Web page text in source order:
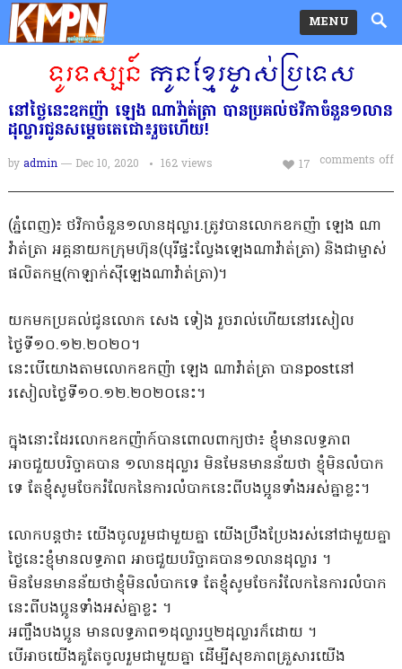
MENU
នៅថ្ងៃនេះឧកញ៉ា ឡេង ណាវ៉ាត់ត្រា បានប្រគល់ថវិកាចំនួន១លាន
ដុល្លារជូនសម្ដេចតេជោ៖រួចហើយ!
by admin — Dec 10, 2020 162views comments off
17
(ភ្នំពេញ)៖ ថវិកាចំនួន១លានដុល្លារ.ត្រូវបានលោកឧកញ៉ា ឡេង ណា
វ៉ាត់ត្រា អគ្គនាយកក្រុមហ៊ុន(បុរីផ្ទះល្វែងឡេងណាវ៉ាត់ត្រា) និងជាម្ចាស់
ផលិតកម្ម(កាឡាក់ស៊ីឡេងណាវ៉ាត់ត្រា)។
យកមកប្រគល់ជូនលោក សេង ទៀង រួចរាល់ហើយនៅរសៀល
ថ្ងៃទី១០.១២.២០២០។
នេះបើយោងតាមលោកឧកញ៉ា ឡេង ណាវ៉ាត់ត្រា បានpostនៅ
រសៀលថ្ងៃទី១០.១២.២០២០នេះ។
ក្នុងនោះដែរលោកឧកញ៉ាក៍បានពោលពាក្យថា៖ ខ្ញុំមានលទ្ធភាព
អាចជួយបរិច្ចាគបាន ១លានដុល្លារ មិនមែនមានន័យថា ខ្ញុំមិនលំបាក
ទេ តែខ្ញុំសូមចែករំលែកនៃការលំបាកនេះពីបងប្អូនទាំងអស់គ្នាខ្លះ។
លោកបន្តថា៖ យើងចូលរួមជាមួយគ្នា យើងប្រឹងប្រែងរស់នៅជាមួយគ្នា
ថ្ងៃនេះខ្ញុំមានលទ្ធភាព អាចជួយបរិច្ចាគបាន១លានដុល្លារ ។
មិនមែនមានន័យថាខ្ញុំមិនលំបាកទេ តែខ្ញុំសូមចែករំលែកនៃការលំបាក
នេះពីបងប្អូនទាំងអស់គ្នាខ្លះ ។
អញ្ចឹងបងប្អូន មានលទ្ធភាព១ដុល្លារឬ២ដុល្លារក៏ដោយ ។
បើអាចយើងគួតែចូលរួមជាមួយគ្នា ដើម្បីសុខភាពគ្រួសារយើង